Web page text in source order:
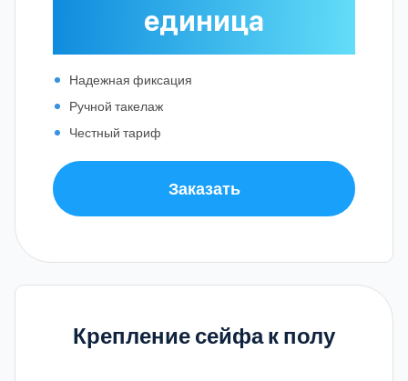
единица
Надежная фиксация
Ручной такелаж
Честный тариф
Заказать
Крепление сейфа к полу